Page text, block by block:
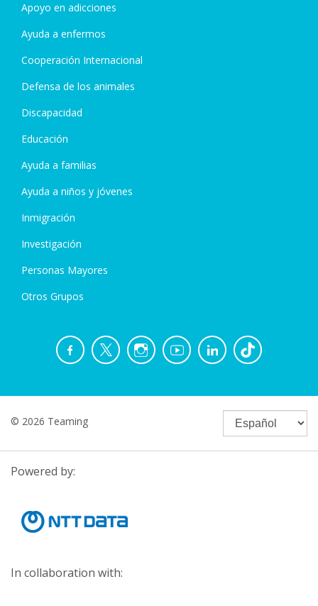
Apoyo en adicciones
Ayuda a enfermos
Cooperación Internacional
Defensa de los animales
Discapacidad
Educación
Ayuda a familias
Ayuda a niños y jóvenes
Inmigración
Investigación
Personas Mayores
Otros Grupos
© 2026 Teaming
Powered by:
In collaboration with: